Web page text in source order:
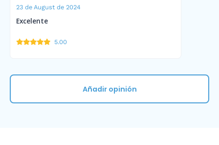
23 de August de 2024
Excelente
5.00
Añadir opinión